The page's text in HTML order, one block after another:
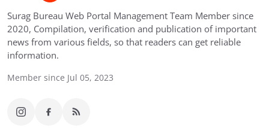
Surag Bureau Web Portal Management Team Member since
2020, Compilation, verification and publication of important
news from various fields, so that readers can get reliable
information.
Member since Jul 05, 2023